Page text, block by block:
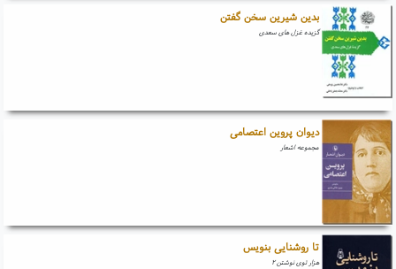
بدین شیرین سخن گفتن
گزیده غزل های سعدی
دیوان پروین اعتصامی
مجموعه اشعار
تا روشنایی بنویس
هزار توی نوشتن ۲